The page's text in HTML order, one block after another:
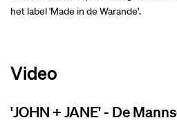
het label 'Made in de Warande'.
Video
'JOHN + JANE' - De